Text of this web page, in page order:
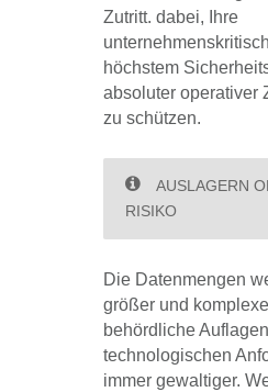
Zutritt. dabei, Ihre
höchstem
absoluter operativer
zu schützen.
AUSLAGERN
RISIKO
Die Datenmengen
größer und
behördliche
technologischen
immer gewaltiger.